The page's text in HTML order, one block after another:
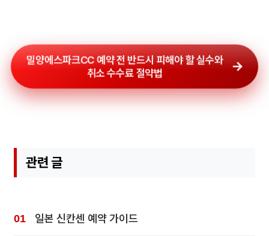
밀양에스파크CC 예약 전 반드시 피해야 할 실수와
취소 수수료 절약법
관련 글
일본 신칸센 예약 가이드